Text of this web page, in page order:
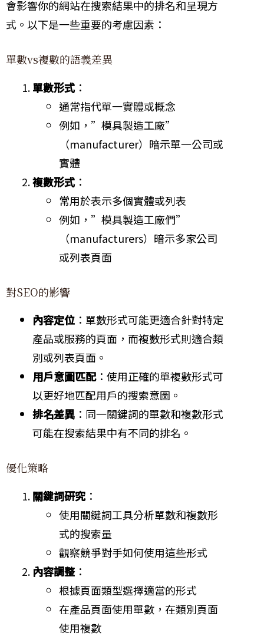
會影響你的網站在搜索結果中的排名和呈現方
式。以下是一些重要的考慮因素：
單數vs複數的語義差異
單數形式：
通常指代單一實體或概念
例如，”模具製造工廠”
（manufacturer）暗示單一公司或
實體
複數形式：
常用於表示多個實體或列表
例如，”模具製造工廠們”
（manufacturers）暗示多家公司
或列表頁面
對SEO的影響
內容定位 ：單數形式可能更適合針對特定
產品或服務的頁面，而複數形式則適合類
別或列表頁面。
用戶意圖匹配：使用正確的單複數形式可
以更好地匹配用戶的搜索意圖。
排名差異 ：同一關鍵詞的單數和複數形式
可能在搜索結果中有不同的排名。
優化策略
關鍵詞研究：
使用關鍵詞工具分析單數和複數形
式的搜索量
觀察競爭對手如何使用這些形式
內容調整：
根據頁面類型選擇適當的形式
在產品頁面使用單數，在類別頁面
使用複數